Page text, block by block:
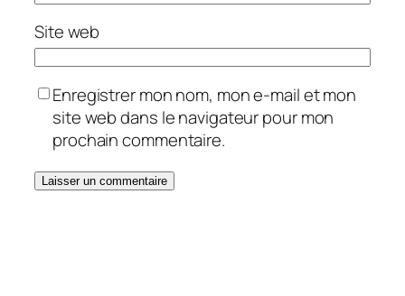
Site web
Enregistrer mon nom, mon e-mail et mon
site web dans le navigateur pour mon
prochain commentaire.